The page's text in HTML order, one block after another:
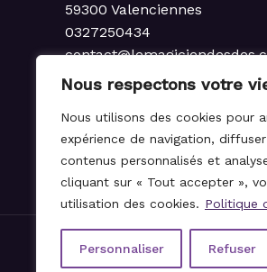
Nous respectons votre
Nous utilisons des cookies pour
expérience de navigation,
contenus personnalisés et
cliquant sur « Tout accepter »,
utilisation des cookies. Politique
Personnaliser Refuser
59300 Valenciennes
0327250434
du Mardi au Samedi
© 2021-2026 Le Magicien des